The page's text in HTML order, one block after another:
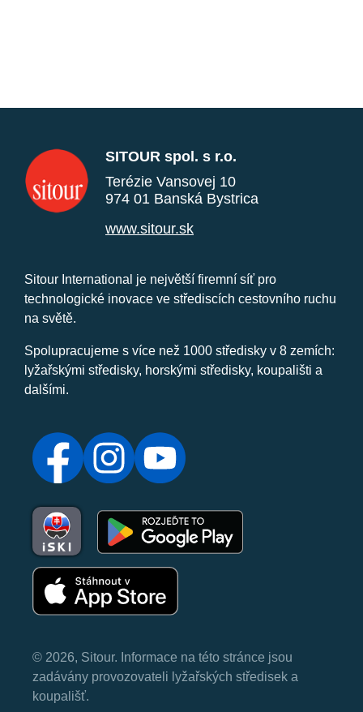
SITOUR spol. s r.o.
Terézie Vansovej 10
974 01 Banská Bystrica
www.sitour.sk
Sitour International je největší firemní síť pro
technologické inovace ve střediscích cestovního ruchu
na světě.
Spolupracujeme s více než 1000 středisky v 8 zemích:
lyžařskými středisky, horskými středisky, koupališti a
dalšími.
© 2026, Sitour. Informace na této stránce jsou
zadávány provozovateli lyžařských středisek a
koupališť.